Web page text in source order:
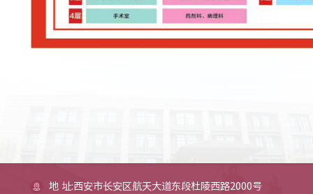
地 址:西安市长安区航天大道东段杜陵西路2000号